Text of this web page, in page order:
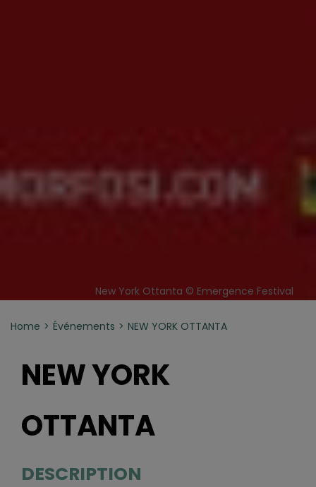
New York Ottanta © Emergence Festival
Home Événements NEW YORK OTTANTA
NEW YORK
OTTANTA
DESCRIPTION